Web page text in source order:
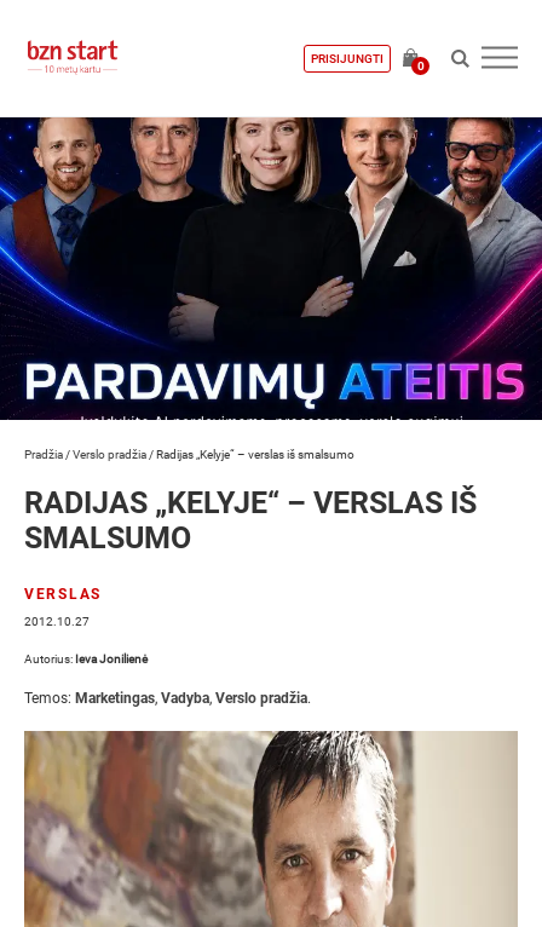
PRISIJUNGTI
0
Pradžia /Verslo pradžia /Radijas „Kelyje“ – verslas iš smalsumo
RADIJAS „KELYJE“ – VERSLAS IŠ
SMALSUMO
VERSLAS
2012.10.27
Autorius: Ieva Jonilienė
Temos: Marketingas, Vadyba, Verslo pradžia.